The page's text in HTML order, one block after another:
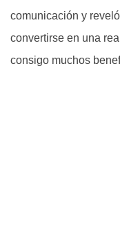
comunicación y
convertirse en una
consigo muchos